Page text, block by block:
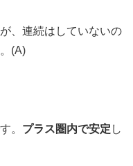
、連続はしていないの
(A)
。 プラス圏内で安定 し